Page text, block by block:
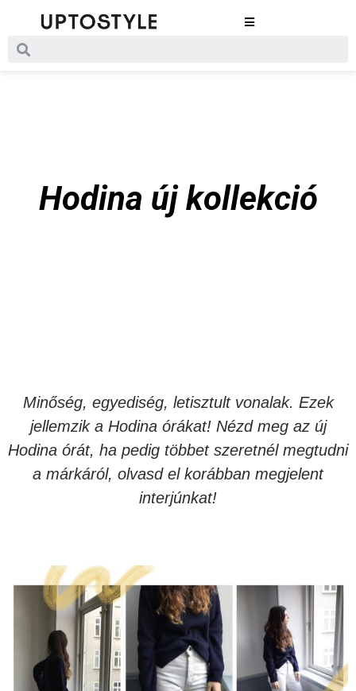
Hodina új kollekció
Minőség, egyediség, letisztult vonalak. Ezek
jellemzik a Hodina órákat! Nézd meg az új
Hodina órát, ha pedig többet szeretnél megtudni
a márkáról, olvasd el korábban megjelent
interjúnkat!